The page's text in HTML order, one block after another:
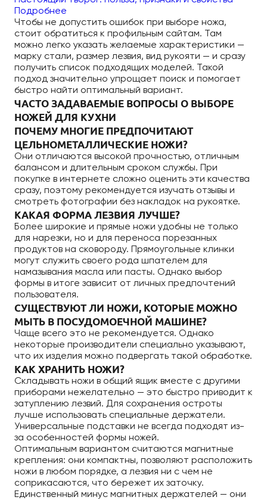
Подробнее
Чтобы не допустить ошибок при выборе ножа,
стоит обратиться к профильным сайтам. Там
можно легко указать желаемые характеристики —
марку стали, размер лезвия, вид рукояти — и сразу
получить список подходящих моделей. Такой
подход значительно упрощает поиск и помогает
быстро найти оптимальный вариант.
ЧАСТО ЗАДАВАЕМЫЕ ВОПРОСЫ О ВЫБОРЕ
НОЖЕЙ ДЛЯ КУХНИ
ПОЧЕМУ МНОГИЕ ПРЕДПОЧИТАЮТ
ЦЕЛЬНОМЕТАЛЛИЧЕСКИЕ НОЖИ?
Они отличаются высокой прочностью, отличным
балансом и длительным сроком службы. При
покупке в интернете сложно оценить эти качества
сразу, поэтому рекомендуется изучать отзывы и
смотреть фотографии без накладок на рукоятке.
КАКАЯ ФОРМА ЛЕЗВИЯ ЛУЧШЕ?
Более широкие и прямые ножи удобны не только
для нарезки, но и для переноса порезанных
продуктов на сковороду. Прямоугольные клинки
могут служить своего рода шпателем для
намазывания масла или пасты. Однако выбор
формы в итоге зависит от личных предпочтений
пользователя.
СУЩЕСТВУЮТ ЛИ НОЖИ, КОТОРЫЕ МОЖНО
МЫТЬ В ПОСУДОМОЕЧНОЙ МАШИНЕ?
Чаще всего это не рекомендуется. Однако
некоторые производители специально указывают,
что их изделия можно подвергать такой обработке.
КАК ХРАНИТЬ НОЖИ?
Складывать ножи в общий ящик вместе с другими
приборами нежелательно — это быстро приводит к
затуплению лезвий. Для сохранения остроты
лучше использовать специальные держатели.
Универсальные подставки не всегда подходят из-
за особенностей формы ножей.
Оптимальным вариантом считаются магнитные
крепления: они компактны, позволяют расположить
ножи в любом порядке, а лезвия ни с чем не
соприкасаются, что бережет их заточку.
Единственный минус магнитных держателей — они